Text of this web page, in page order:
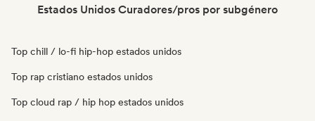
Estados Unidos Curadores/pros por subgénero
Top chill / lo-fi hip-hop estados unidos
Top rap cristiano estados unidos
Top cloud rap / hip hop estados unidos